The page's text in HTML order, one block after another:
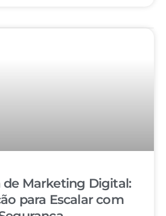
de Marketing Digital:
para Escalar com